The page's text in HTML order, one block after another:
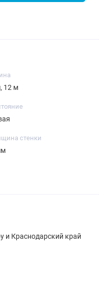
12 м
стенки
и Краснодарский край